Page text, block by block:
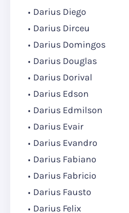
Darius Diego
Darius Dirceu
Darius Domingos
Darius Douglas
Darius Dorival
Darius Edson
Darius Edmilson
Darius Evair
Darius Evandro
Darius Fabiano
Darius Fabricio
Darius Fausto
Darius Felix